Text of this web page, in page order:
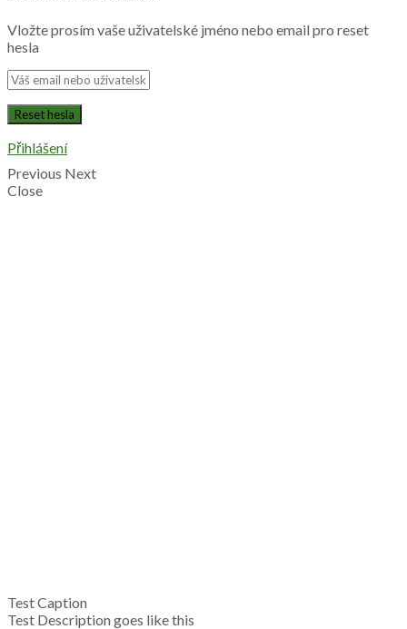
Vložte prosím vaše uživatelské jméno nebo email pro reset
hesla
Přihlášení
Previous Next
Close
Test Caption
Test Description goes like this